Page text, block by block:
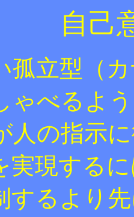
自己
孤立型（
ゃべるよ
人の指示
実現する
するより